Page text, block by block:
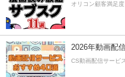
オリコン顧客満足
2026年動画配
CS動画配信サービ